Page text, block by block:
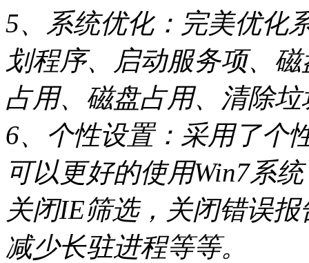
5、系统优化：完美优化
划程序、启动服务项、
占用、磁盘占用、清除
6、个性设置：采用了个
可以更好的使用Win7系
关闭IE筛选，关闭错误
减少长驻进程等等。